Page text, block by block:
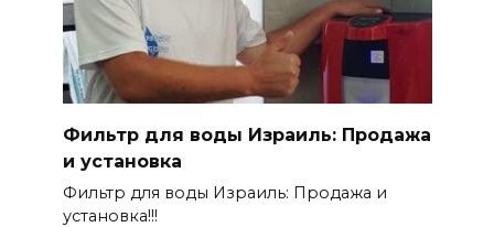
Фильтр для воды Израиль: Продажа
и установка
Фильтр для воды Израиль: Продажа и
установка!!!